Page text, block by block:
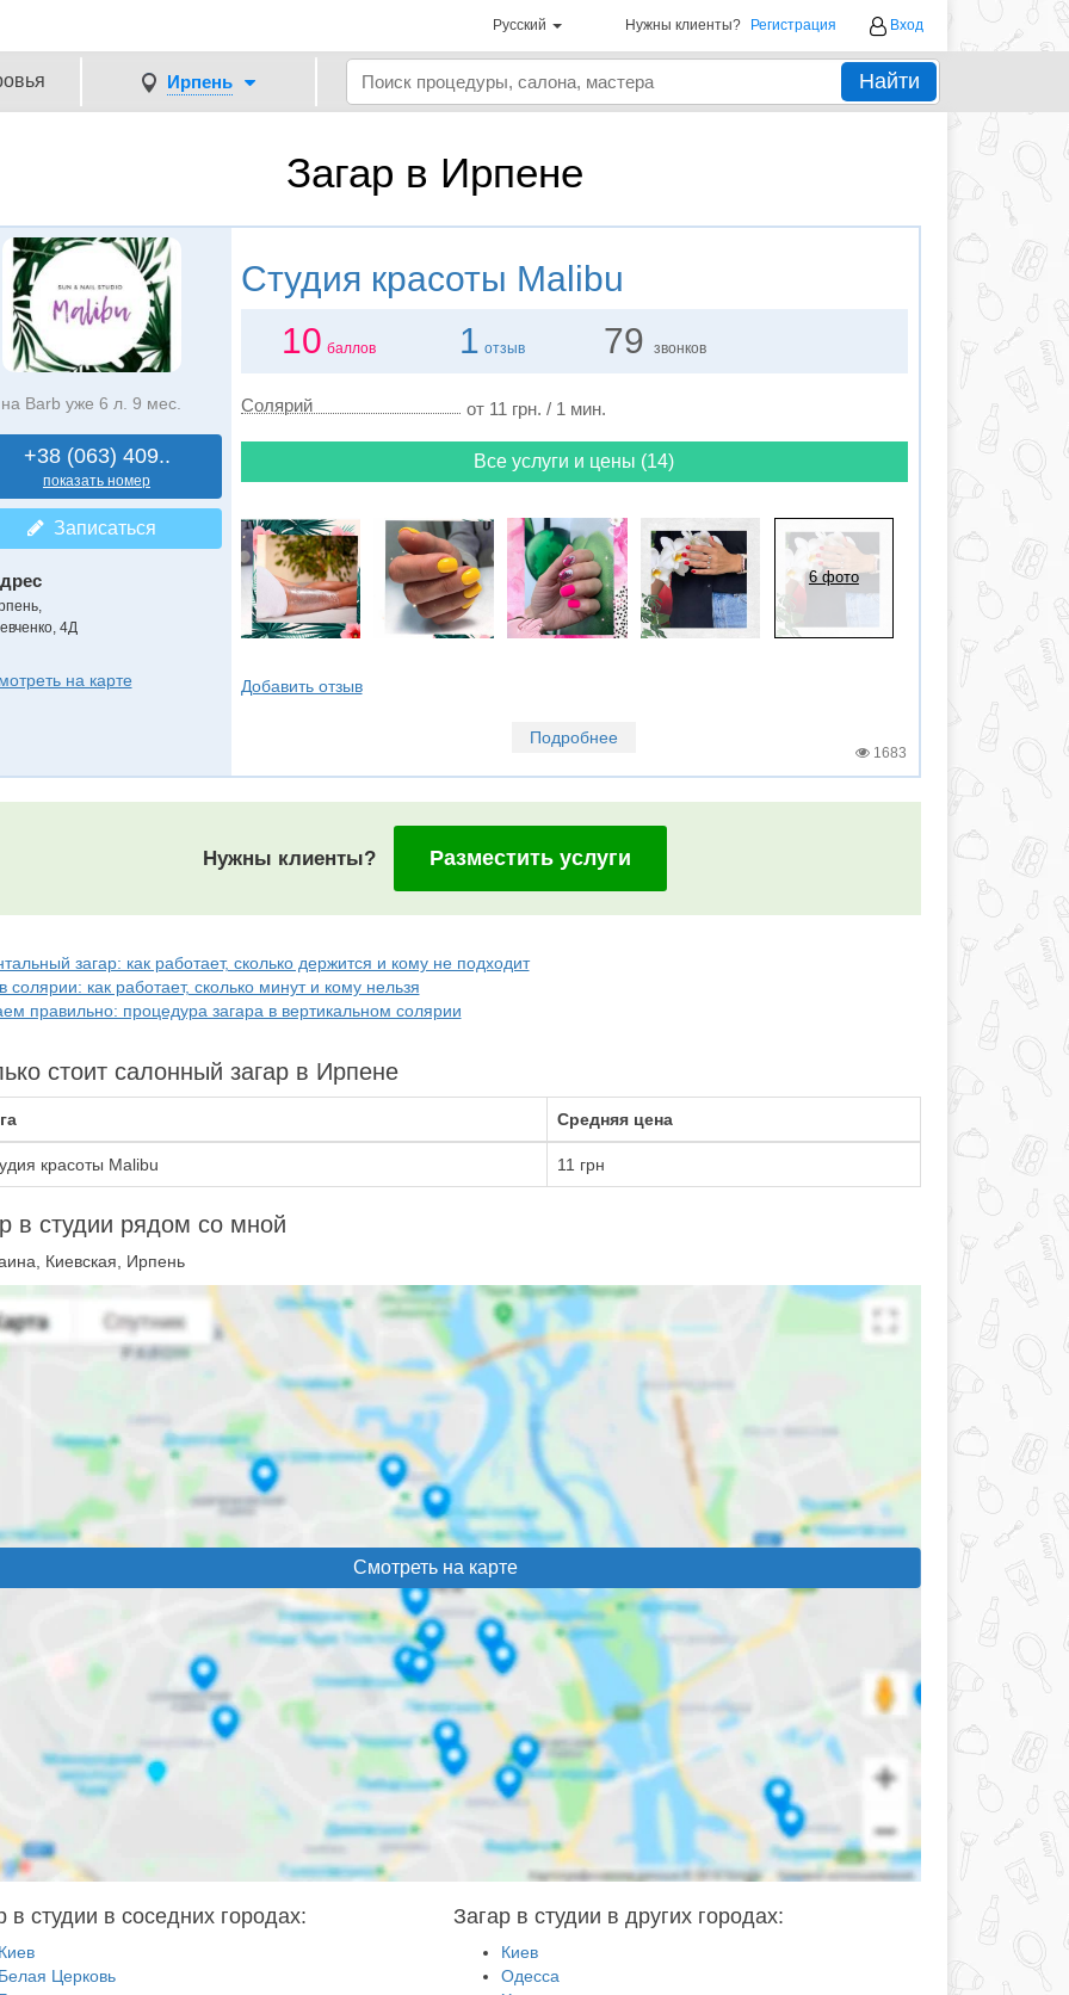
Русский Нужны клиенты? Регистрация Вход
Ирпень Найти
Загар в Ирпене
на Barb уже 6 л. 9 мес.
+38 (063) 409..
показать номер
Записаться
,
4Д
на карте
Студия красоты Malibu
10 баллов 1 отзыв 79звонков
Солярий от 11 грн. / 1 мин.
Все услуги и цены (14)
6 фото
Добавить отзыв
Подробнее
1683
Нужны клиенты? Разместить услуги
загар: как работает, сколько держится и кому не подходит
солярии: как работает, сколько минут и кому нельзя
правильно: процедура загара в вертикальном солярии
стоит салонный загар в Ирпене
Средняя цена
красоты Malibu 11 грн
в студии рядом со мной
Киевская, Ирпень
Смотреть на карте
в студии в соседних городах:
Церковь
Загар в студии в других городах:
Киев
Одесса